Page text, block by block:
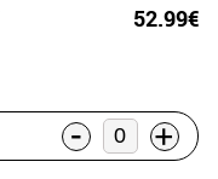
52.99€
- +